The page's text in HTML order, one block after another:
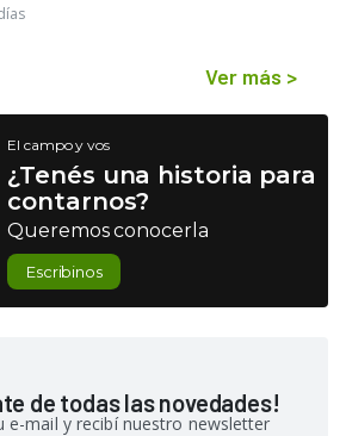
Ver más >
El campo y vos
¿Tenés una historia para
contarnos?
Queremos conocerla
Escribinos
de todas las novedades!
e-mail y recibí nuestro newsletter